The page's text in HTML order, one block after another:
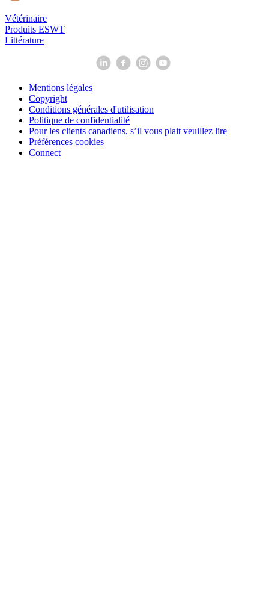
Vétérinaire
Produits ESWT
Littérature
Mentions légales
Copyright
Conditions générales d'utilisation
Politique de confidentialité
Pour les clients canadiens, s’il vous plait veuillez lire
Préférences cookies
Connect